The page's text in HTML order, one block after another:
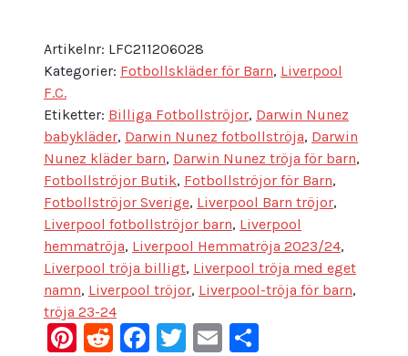
Artikelnr: LFC211206028
Kategorier: Fotbollskläder för Barn, Liverpool
F.C.
Etiketter: Billiga Fotbollströjor, Darwin Nunez
babykläder, Darwin Nunez fotbollströja, Darwin
Nunez kläder barn, Darwin Nunez tröja för barn,
Fotbollströjor Butik, Fotbollströjor för Barn,
Fotbollströjor Sverige, Liverpool Barn tröjor,
Liverpool fotbollströjor barn, Liverpool
hemmatröja, Liverpool Hemmatröja 2023/24,
Liverpool tröja billigt, Liverpool tröja med eget
namn, Liverpool tröjor, Liverpool-tröja för barn,
tröja 23-24
Pinterest
RedditFacebook
Twitter
Email